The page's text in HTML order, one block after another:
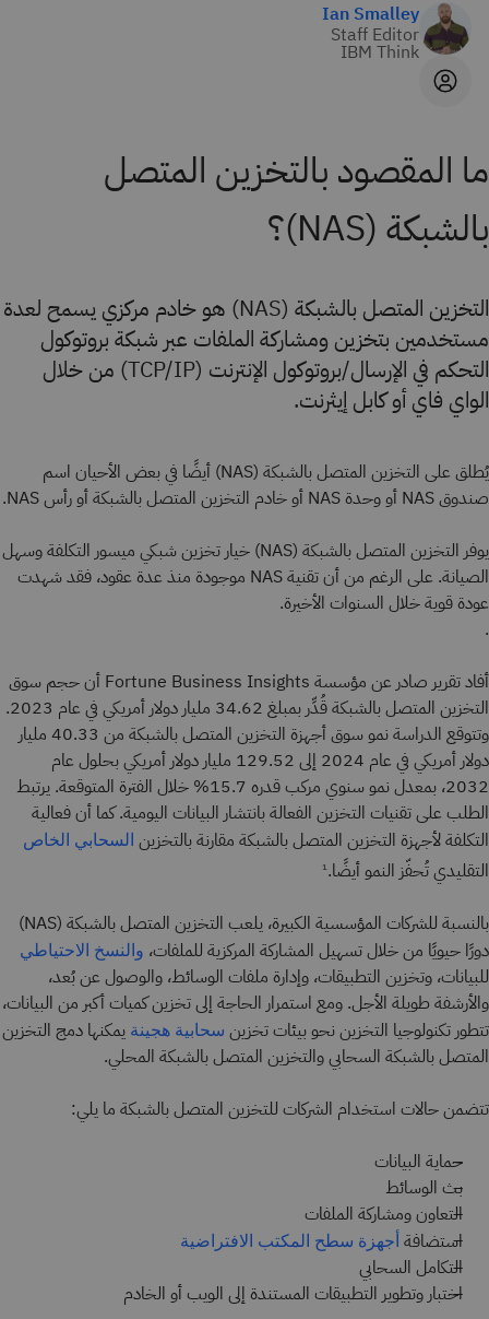
Ian Smalley
Staff Editor
IBM Think
ما المقصود بالتخزين المتصل
بالشبكة (NAS)؟
التخزين المتصل بالشبكة (NAS) هو خادم مركزي يسمح لعدة
مستخدمين بتخزين ومشاركة الملفات عبر شبكة بروتوكول
التحكم في الإرسال/بروتوكول الإنترنت (TCP/IP) من خلال
الواي فاي أو كابل إيثرنت.
يُطلق على التخزين المتصل بالشبكة (NAS) أيضًا في بعض الأحيان اسم
صندوق NAS أو وحدة NAS أو خادم التخزين المتصل بالشبكة أو رأس NAS.
يوفر التخزين المتصل بالشبكة (NAS) خيار تخزين شبكي ميسور التكلفة وسهل
الصيانة. على الرغم من أن تقنية NAS موجودة منذ عدة عقود، فقد شهدت
عودة قوية خلال السنوات الأخيرة.
.
أفاد تقرير صادر عن مؤسسة Fortune Business Insights أن حجم سوق
التخزين المتصل بالشبكة قُدِّر بمبلغ 34.62 مليار دولار أمريكي في عام 2023.
وتتوقع الدراسة نمو سوق أجهزة التخزين المتصل بالشبكة من 40.33 مليار
دولار أمريكي في عام 2024 إلى 129.52 مليار دولار أمريكي بحلول عام
2032، بمعدل نمو سنوي مركب قدره 15.7% خلال الفترة المتوقعة. يرتبط
الطلب على تقنيات التخزين الفعالة بانتشار البيانات اليومية. كما أن فعالية
التكلفة لأجهزة التخزين المتصل بالشبكة مقارنة بالتخزين السحابي الخاص
التقليدي تُحفّز النمو أيضًا.1
بالنسبة للشركات المؤسسية الكبيرة، يلعب التخزين المتصل بالشبكة (NAS)
دورًا حيويًا من خلال تسهيل المشاركة المركزية للملفات، والنسخ الاحتياطي
للبيانات، وتخزين التطبيقات، وإدارة ملفات الوسائط، والوصول عن بُعد،
والأرشفة طويلة الأجل. ومع استمرار الحاجة إلى تخزين كميات أكبر من البيانات،
تتطور تكنولوجيا التخزين نحو بيئات تخزين سحابية هجينة يمكنها دمج التخزين
المتصل بالشبكة السحابي والتخزين المتصل بالشبكة المحلي.
تتضمن حالات استخدام الشركات للتخزين المتصل بالشبكة ما يلي:
حماية البيانات
بث الوسائط
التعاون ومشاركة الملفات
استضافة أجهزة سطح المكتب الافتراضية
التكامل السحابي
اختبار وتطوير التطبيقات المستندة إلى الويب أو الخادم